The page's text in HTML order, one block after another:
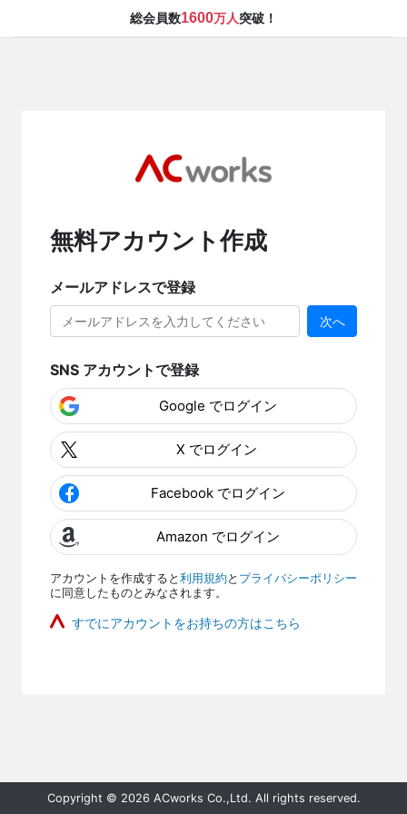
総会員数1600万人突破！
無料アカウント作成
メールアドレスで登録
次へ
SNS アカウントで登録
Google でログイン
X でログイン
Facebook でログイン
Amazon でログイン
アカウントを作成すると 利用規約 と プライバシーポリシー
に同意したものとみなされます。
すでにアカウントをお持ちの方はこちら
Copyright © 2026 ACworks Co.,Ltd. All rights reserved.